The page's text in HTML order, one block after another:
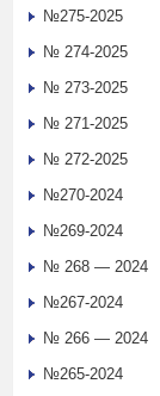
№275-2025
№ 274-2025
№ 273-2025
№ 271-2025
№ 272-2025
№270-2024
№269-2024
№ 268 — 2024
№267-2024
№ 266 — 2024
№265-2024